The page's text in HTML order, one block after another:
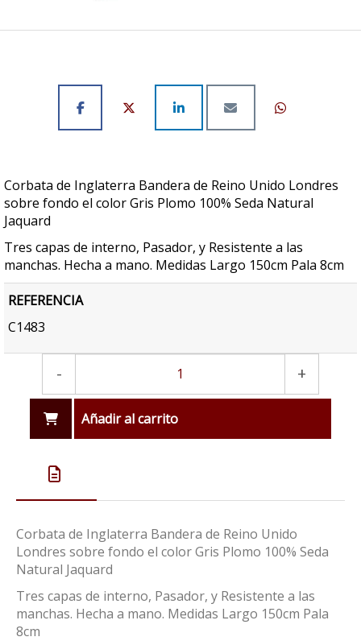
Corbata de Inglaterra Bandera de Reino Unido Londres
sobre fondo el color Gris Plomo 100% Seda Natural
Jaquard
Tres capas de interno, Pasador, y Resistente a las
manchas. Hecha a mano. Medidas Largo 150cm Pala 8cm
REFERENCIA
C1483
- +
Añadir al carrito
Corbata de Inglaterra Bandera de Reino Unido
Londres sobre fondo el color Gris Plomo 100% Seda
Natural Jaquard
Tres capas de interno, Pasador, y Resistente a las
manchas. Hecha a mano. Medidas Largo 150cm Pala
8cm